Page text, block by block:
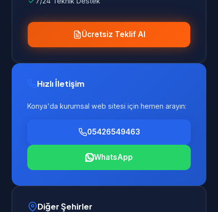
Ücretsiz Teklif Al
Hızlı İletişim
Konya'da kurumsal web sitesi için hemen arayın:
05426549463
WhatsApp
Diğer Şehirler